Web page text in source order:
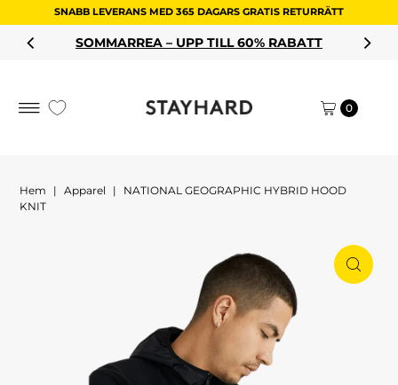
SNABB LEVERANS MED 365 DAGARS GRATIS RETURRÄTT
SOMMARREA – UPP TILL 60% RABATT
0
Hem | Apparel |
NATIONAL GEOGRAPHIC HYBRID HOOD
KNIT